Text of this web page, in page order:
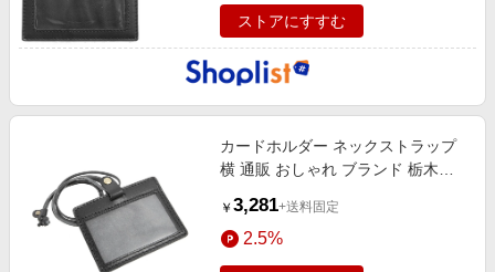
ストアにすすむ
カードホルダー ネックストラップ
横 通販 おしゃれ ブランド 栃木レ
￥ 3,281+送料固定
2.5%